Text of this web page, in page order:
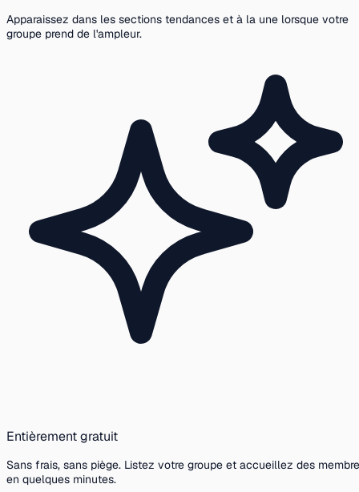
Apparaissez dans les sections tendances et à la une lorsque votre
groupe prend de l'ampleur.
Entièrement gratuit
Sans frais, sans piège. Listez votre groupe et accueillez des
en quelques minutes.